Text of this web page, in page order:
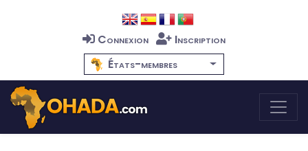
Connexion
Inscription
États-membres